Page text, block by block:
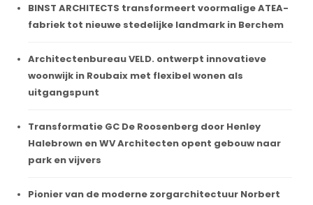
BINST ARCHITECTS transformeert voormalige ATEA-
fabriek tot nieuwe stedelijke landmark in Berchem
Architectenbureau VELD. ontwerpt innovatieve
woonwijk in Roubaix met flexibel wonen als
uitgangspunt
Transformatie GC De Roosenberg door Henley
Halebrown en WV Architecten opent gebouw naar
park en vijvers
Pionier van de moderne zorgarchitectuur Norbert